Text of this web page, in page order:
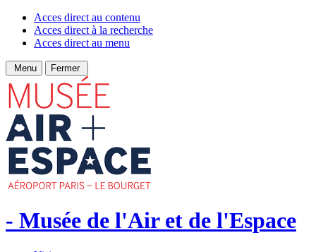
Acces direct au contenu
Acces direct à la recherche
Acces direct au menu
Menu Fermer
- Musée de l'Air et de l'Espace